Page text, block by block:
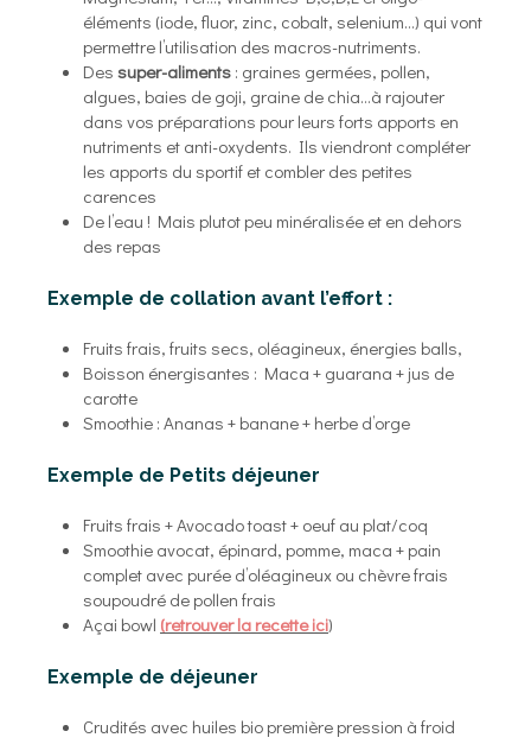
éléments (iode, fluor, zinc, cobalt, selenium…) qui vont
permettre l’utilisation des macros-nutriments.
Des super-aliments : graines germées, pollen,
algues, baies de goji, graine de chia…à rajouter
dans vos préparations pour leurs forts apports en
nutriments et anti-oxydents. Ils viendront compléter
les apports du sportif et combler des petites
carences
De l’eau ! Mais plutot peu minéralisée et en dehors
des repas
Exemple de collation avant l’effort :
Fruits frais, fruits secs, oléagineux, énergies balls,
Boisson énergisantes : Maca + guarana + jus de
carotte
Smoothie : Ananas + banane + herbe d’orge
Exemple de Petits déjeuner
Fruits frais + Avocado toast + oeuf au plat/coq
Smoothie avocat, épinard, pomme, maca + pain
complet avec purée d’oléagineux ou chèvre frais
soupoudré de pollen frais
Açai bowl (retrouver la recette ici)
Exemple de déjeuner
Crudités avec huiles bio première pression à froid